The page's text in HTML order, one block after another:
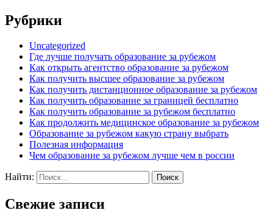
Рубрики
Uncategorized
Где лучше получать образование за рубежом
Как открыть агентство образование за рубежом
Как получить высшее образование за рубежом
Как получить дистанционное образование за рубежом
Как получить образование за границей бесплатно
Как получить образование за рубежом бесплатно
Как продолжить медицинское образование за рубежом
Образование за рубежом какую страну выбрать
Полезная информация
Чем образование за рубежом лучше чем в россии
Найти:
Свежие записи